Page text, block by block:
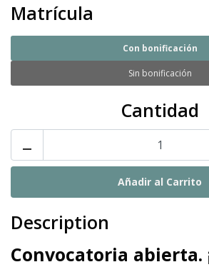
Matrícula
Con bonificación
Sin bonificación
Cantidad
-
Description
Convocatoria abierta.